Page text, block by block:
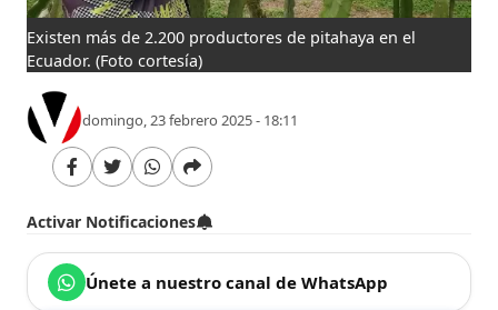
Existen más de 2.200 productores de pitahaya en el
Ecuador. (Foto cortesía)
domingo, 23 febrero 2025 - 18:11
Activar Notificaciones
Únete a nuestro canal de WhatsApp